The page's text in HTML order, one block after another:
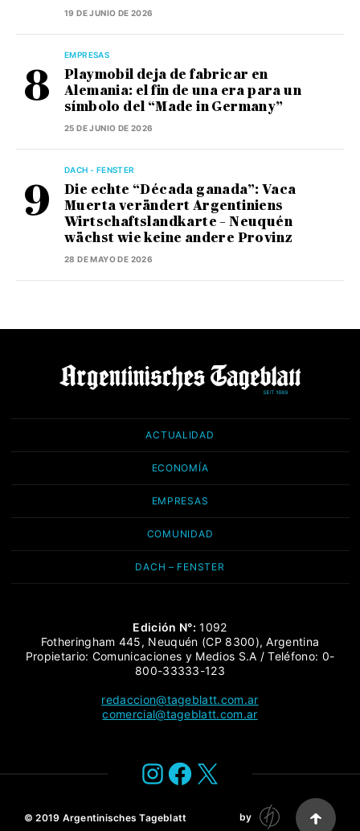
19 DE JUNIO DE 2026
EMPRESAS
Playmobil deja de fabricar en
Alemania: el fin de una era para un
símbolo del “Made in Germany”
25 DE JUNIO DE 2026
DACH - FENSTER
Die echte “Década ganada”: Vaca
Muerta verändert Argentiniens
Wirtschaftslandkarte – Neuquén
wächst wie keine andere Provinz
28 DE MAYO DE 2026
ACTUALIDAD
ECONOMÍA
EMPRESAS
COMUNIDAD
DACH – FENSTER
Edición N°: 1092
Fotheringham 445, Neuquén (CP 8300), Argentina
Propietario: Comunicaciones y Medios S.A / Teléfono: 0-
800-33333-123
redaccion@tageblatt.com.ar
comercial@tageblatt.com.ar
Instagram
Facebook
X
© 2019 Argentinisches Tageblatt by